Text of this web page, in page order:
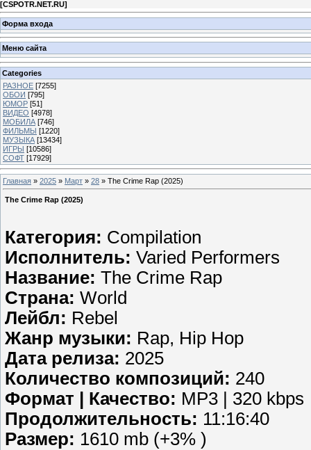
[CSPOTR.NET.RU]
Форма входа
Меню сайта
Categories
РАЗНОЕ [7255]
ОБОИ [795]
ЮМОР [51]
ВИДЕО [4978]
МОБИЛА [746]
ФИЛЬМЫ [1220]
МУЗЫКА [13434]
ИГРЫ [10586]
СОФТ [17929]
Главная » 2025 » Март » 28 » The Crime Rap (2025)
The Crime Rap (2025)
Категория: Compilation
Исполнитель: Varied Performers
Название: The Crime Rap
Страна: World
Лейбл: Rebel
Жанр музыки: Rap, Hip Hop
Дата релиза: 2025
Количество композиций: 240
Формат | Качество: MP3 | 320 kbps
Продолжительность: 11:16:40
Размер: 1610 mb (+3% )